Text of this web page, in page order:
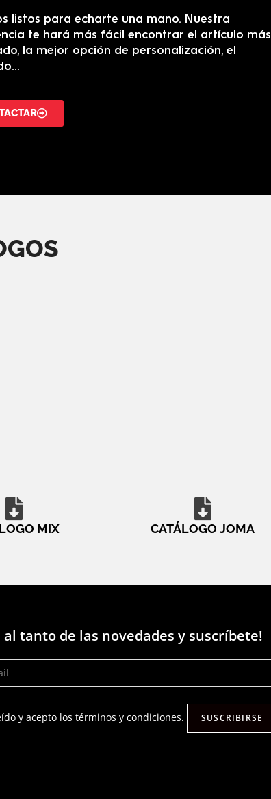
listos para echarte una mano. Nuestra
te hará más fácil encontrar el artículo más
la mejor opción de personalización, el
MIX CATÁLOGO JOMA
al tanto de las novedades y suscríbete!
y acepto los términos y condiciones.